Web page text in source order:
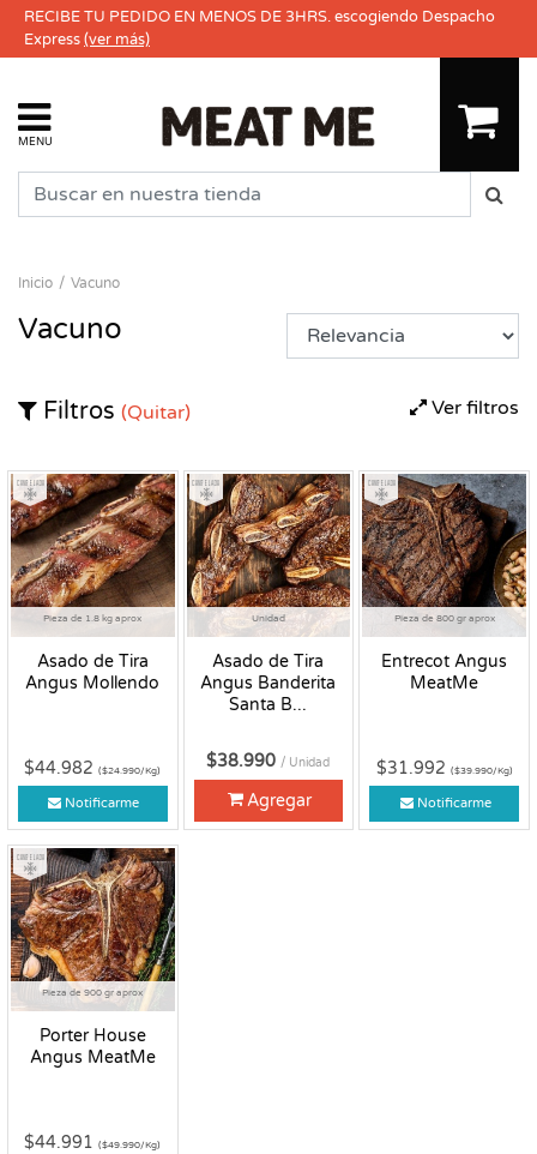
RECIBE TU PEDIDO EN MENOS DE 3HRS. escogiendo Despacho
Express(ver más)
MENU
Inicio Vacuno
Vacuno
Ver filtros
Filtros (Quitar)
Pieza de 1.8 kg aprox
Asado de Tira
Angus Mollendo
Congelado
$44.982($24.990/Kg)
Notificarme
Unidad
Asado de Tira
Angus Banderita
Santa B...
Congelado
$38.990 / Unidad
Agregar
Pieza de 800 gr aprox
Entrecot Angus
MeatMe
Congelado
$31.992 ($39.990/Kg)
Notificarme
Pieza de 900 gr aprox
Porter House
Angus MeatMe
Congelado
$44.991($49.990/Kg)